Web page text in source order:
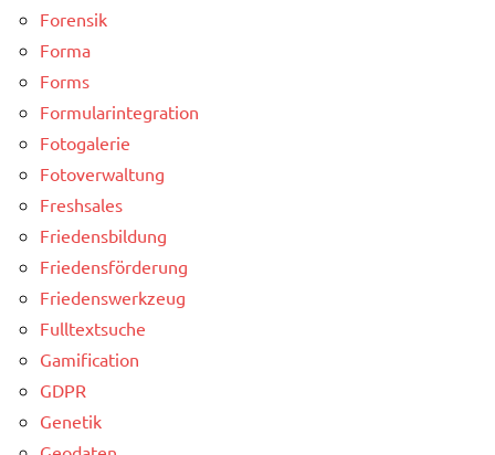
Forensik
Forma
Forms
Formularintegration
Fotogalerie
Fotoverwaltung
Freshsales
Friedensbildung
Friedensförderung
Friedenswerkzeug
Fulltextsuche
Gamification
GDPR
Genetik